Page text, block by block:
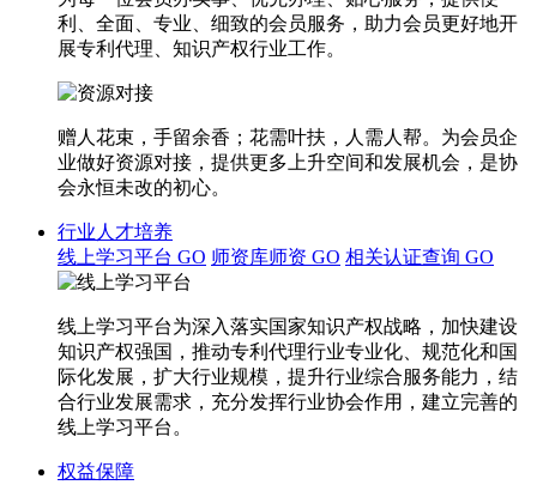
利、全面、专业、细致的会员服务，助力会员更好地开
展专利代理、知识产权行业工作。
赠人花束，手留余香；花需叶扶，人需人帮。为会员企
业做好资源对接，提供更多上升空间和发展机会，是协
会永恒未改的初心。
行业人才培养
线上学习平台 GO 师资库师资 GO 相关认证查询 GO
线上学习平台为深入落实国家知识产权战略，加快建设
知识产权强国，推动专利代理行业专业化、规范化和国
际化发展，扩大行业规模，提升行业综合服务能力，结
合行业发展需求，充分发挥行业协会作用，建立完善的
线上学习平台。
权益保障